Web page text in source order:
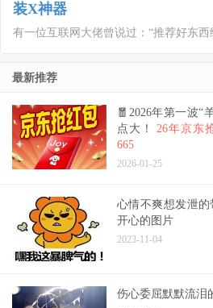
装X神器
有一位互联网大佬曾说过：“推荐好东
最新推荐
🧧2026年第一波“
点大！ 26年京东
665
2026-01-25
心情不爽想发泄
开心的图片
2023-11-04
伤心委屈默默流泪